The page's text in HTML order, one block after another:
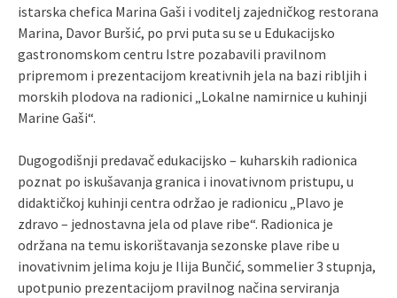
istarska chefica Marina Gaši i voditelj zajedničkog restorana
Marina, Davor Buršić, po prvi puta su se u Edukacijsko
gastronomskom centru Istre pozabavili pravilnom
pripremom i prezentacijom kreativnih jela na bazi ribljih i
morskih plodova na radionici „Lokalne namirnice u kuhinji
Marine Gaši“.
Dugogodišnji predavač edukacijsko – kuharskih radionica
poznat po iskušavanja granica i inovativnom pristupu, u
didaktičkoj kuhinji centra održao je radionicu „Plavo je
zdravo – jednostavna jela od plave ribe“. Radionica je
održana na temu iskorištavanja sezonske plave ribe u
inovativnim jelima koju je Ilija Bunčić, sommelier 3 stupnja,
upotpunio prezentacijom pravilnog načina serviranja